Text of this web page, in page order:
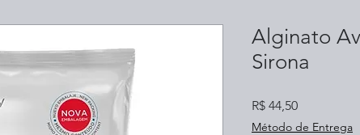
Alginato
Sirona
R$ 44,50Preço
Método de Entrega